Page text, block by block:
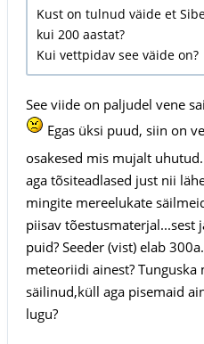
Kust on tulnud väide et
kui 200 aastat?
Kui vettpidav see väide on?
See viide on paljudel vene
Egas üksi puud, siin on
osakesed mis mujalt
aga tõsiteadlased just nii
mingite mereelukate
piisav tõestusmaterjal...sest
puid? Seeder (vist) elab
meteoriidi ainest?
säilinud,küll aga pisemaid
lugu?